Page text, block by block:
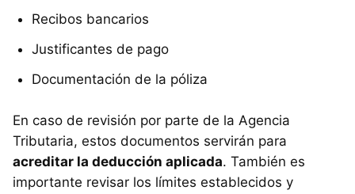
Recibos bancarios
Justificantes de pago
Documentación de la póliza
En caso de revisión por parte de la Agencia
Tributaria, estos documentos servirán para
acreditar la deducción aplicada. También es
importante revisar los límites establecidos y